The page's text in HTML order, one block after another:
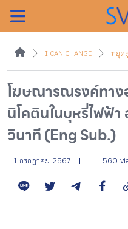
ค้นหา
หน้าแรกแคมเปญ
บทความแนะนำ
I CAN CHANGE หยุด
โฆษณารณรงค์ทาง
นิโคตินในบุหรี่ไฟฟ้
วินาที (Eng Sub.)
1 กรกฎาคม 2567 560